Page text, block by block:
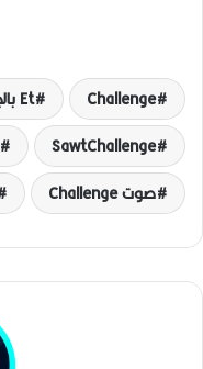
Challenge Et بالجزائري
SawtChallenge
صوت Challenge